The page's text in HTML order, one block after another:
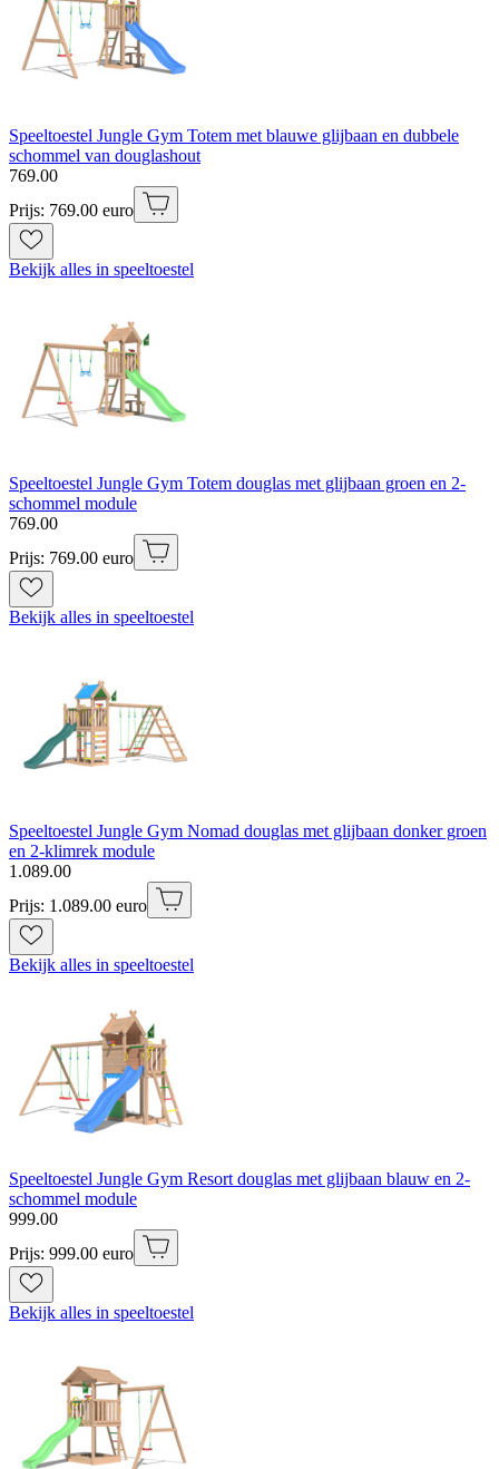
Speeltoestel Jungle Gym Totem met blauwe glijbaan en dubbele
schommel van douglashout
769.00
Prijs: 769.00 euro
Bekijk alles in speeltoestel
Speeltoestel Jungle Gym Totem douglas met glijbaan groen en 2-
schommel module
769.00
Prijs: 769.00 euro
Bekijk alles in speeltoestel
Speeltoestel Jungle Gym Nomad douglas met glijbaan donker groen
en 2-klimrek module
1 .089.00
Prijs: 1.089.00 euro
Bekijk alles in speeltoestel
Speeltoestel Jungle Gym Resort douglas met glijbaan blauw en 2-
schommel module
999.00
Prijs: 999.00 euro
Bekijk alles in speeltoestel